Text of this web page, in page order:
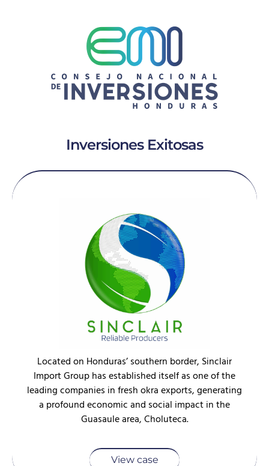
Inversiones Exitosas
Located on Honduras’ southern border, Sinclair
Import Group has established itself as one of the
leading companies in fresh okra exports, generating
a profound economic and social impact in the
Guasaule area, Choluteca.
View case